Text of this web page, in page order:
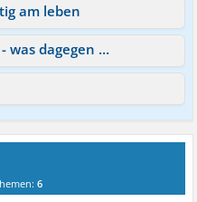
am leben
Ich fühle mich als Versager - was dagegen tun?
6